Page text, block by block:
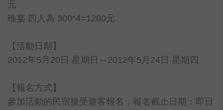
元
晚宴 四人為 300*4=1200元
【活動日期】
2012年5月20日 星期日～2012年5月24日 星期四
【報名方式】
參加活動的民宿接受遊客報名，報名截止日期：即日